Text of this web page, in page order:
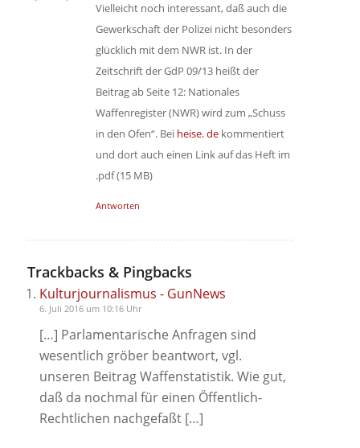
Vielleicht noch interessant, daß auch die
Gewerkschaft der Polizei nicht besonders
glücklich mit dem NWR ist. In der
Zeitschrift der GdP 09/13 heißt der
Beitrag ab Seite 12: Nationales
Waffenregister (NWR) wird zum „Schuss
in den Ofen“. Bei heise. dekommentiert
und dort auch einen Link auf das Heft im
.pdf (15 MB)
Antworten
Trackbacks & Pingbacks
Kulturjournalismus - GunNews
6. Juli 2016 um 10:16 Uhr
[…] Parlamentarische Anfragen sind
wesentlich gröber beantwort, vgl.
unseren Beitrag Waffenstatistik. Wie gut,
daß da nochmal für einen Öffentlich-
Rechtlichen nachgefaßt […]